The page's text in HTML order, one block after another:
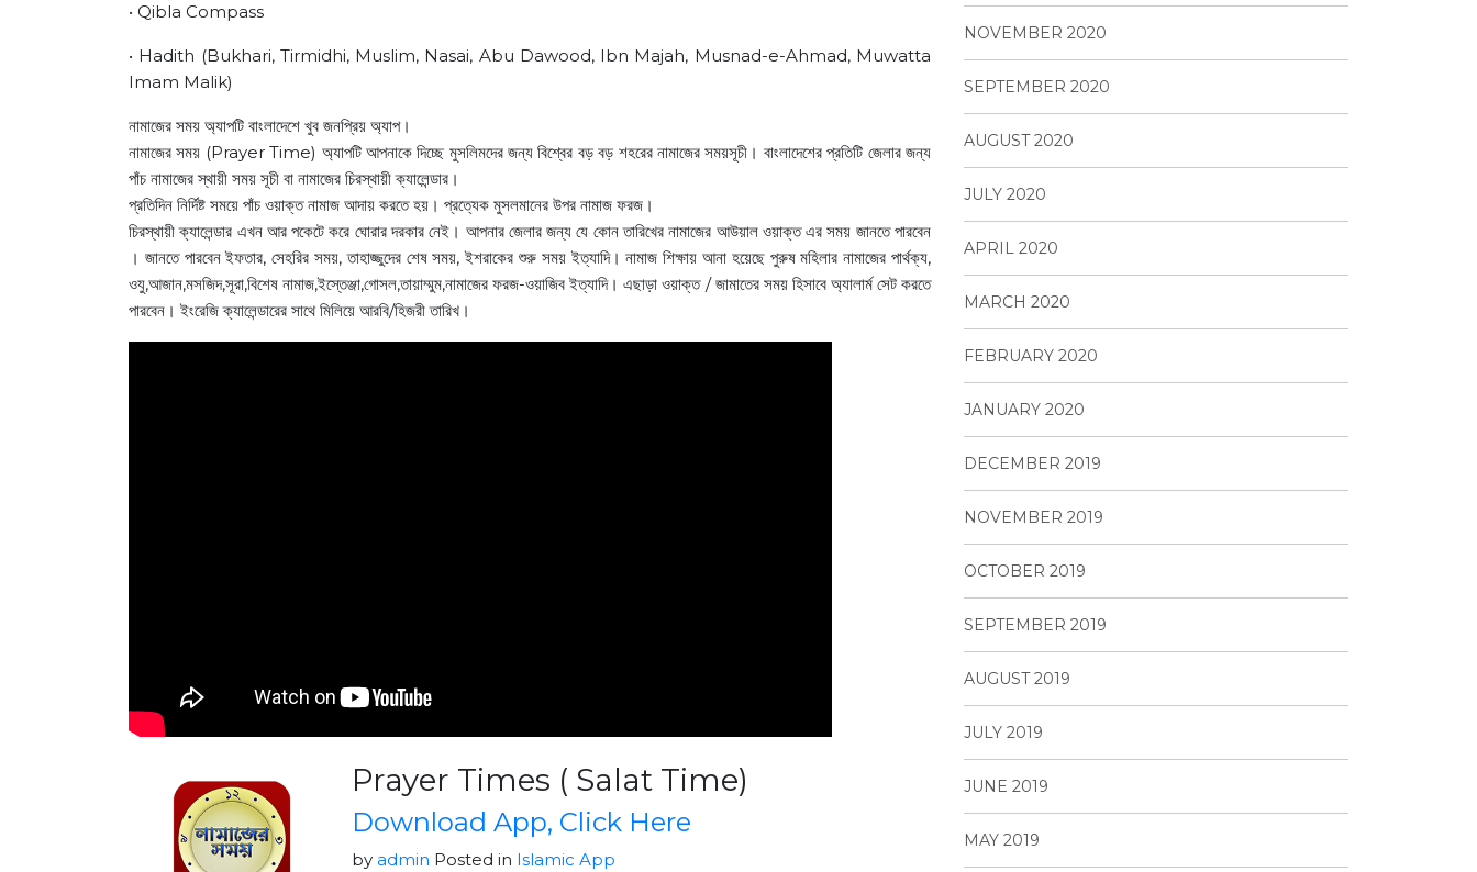
• Qibla Compass
• Hadith (Bukhari, Tirmidhi, Muslim, Nasai, Abu Dawood, Ibn Majah, Musnad-e-Ahmad, Muwatta
Imam Malik)
নামাজের সময় অ্যাপটি বাংলাদেশে খুব জনপ্রিয় অ্যাপ।
নামাজের সময় (Prayer Time) অ্যাপটি আপনাকে দিচ্ছে মুসলিমদের জন্য বিশ্বের বড় বড় শহরের নামাজের সময়সূচী। বাংলাদেশের প্রতিটি জেলার জন্য
পাঁচ নামাজের স্থায়ী সময় সূচী বা নামাজের চিরস্থায়ী ক্যালেন্ডার।
প্রতিদিন নির্দিষ্ট সময়ে পাঁচ ওয়াক্ত নামাজ আদায় করতে হয়। প্রত্যেক মুসলমানের উপর নামাজ ফরজ।
চিরস্থায়ী ক্যালেন্ডার এখন আর পকেটে করে ঘোরার দরকার নেই। আপনার জেলার জন্য যে কোন তারিখের নামাজের আউয়াল ওয়াক্ত এর সময় জানতে পারবেন
। জানতে পারবেন ইফতার, সেহরির সময়, তাহাজ্জুদের শেষ সময়, ইশরাকের শুরু সময় ইত্যাদি। নামাজ শিক্ষায় আনা হয়েছে পুরুষ মহিলার নামাজের পার্থক্য,
ওযু,আজান,মসজিদ,সূরা,বিশেষ নামাজ,ইস্তেঞ্জা,গোসল,তায়াম্মুম,নামাজের ফরজ-ওয়াজিব ইত্যাদি। এছাড়া ওয়াক্ত / জামাতের সময় হিসাবে অ্যালার্ম সেট করতে
পারবেন। ইংরেজি ক্যালেন্ডারের সাথে মিলিয়ে আরবি/হিজরী তারিখ।
Prayer Times ( Salat Time)
Download App, Click Here
by admin Posted in Islamic App
NOVEMBER 2020
SEPTEMBER 2020
AUGUST 2020
JULY 2020
APRIL 2020
MARCH 2020
FEBRUARY 2020
JANUARY 2020
DECEMBER 2019
NOVEMBER 2019
OCTOBER 2019
SEPTEMBER 2019
AUGUST 2019
JULY 2019
JUNE 2019
MAY 2019